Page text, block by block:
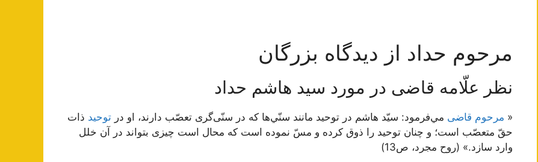
مرحوم حداد از دیدگاه بزرگان
نظر علّامه قاضی در مورد سید هاشم حداد
« مرحوم قاضى مي‌فرمود: سيّد هاشم در توحيد مانند سنّي‌ها كه در سنّى‌گرى تعصّب دارند، او در توحيد ذات
حقّ متعصّب است؛ و چنان توحيد را ذوق كرده و مسّ نموده است كه محال است چيزى بتواند در آن خلل
وارد سازد.» (روح مجرد، ص13)